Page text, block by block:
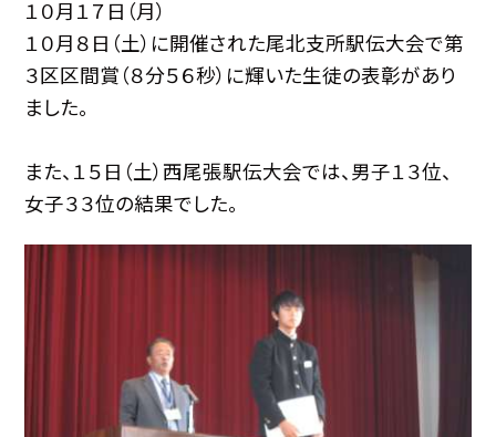
１０月１７日（月）
１０月８日（土）に開催された尾北支所駅伝大会で第
３区区間賞（８分５６秒）に輝いた生徒の表彰があり
ました。
また、１５日（土）西尾張駅伝大会では、男子１３位、
女子３３位の結果でした。